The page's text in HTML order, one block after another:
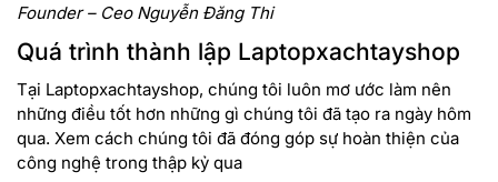
• Quan sát bao quát toàn bộ khung hình nhưng vẫn giữ được
Founder – Ceo Nguyễn Đăng Thi
Quá trình thành lập Laptopxachtayshop
Tại Laptopxachtayshop, chúng tôi luôn mơ ước làm nên
những điều tốt hơn những gì chúng tôi đã tạo ra ngày hôm
qua. Xem cách chúng tôi đã đóng góp sự hoàn thiện của
công nghệ trong thập kỷ qua